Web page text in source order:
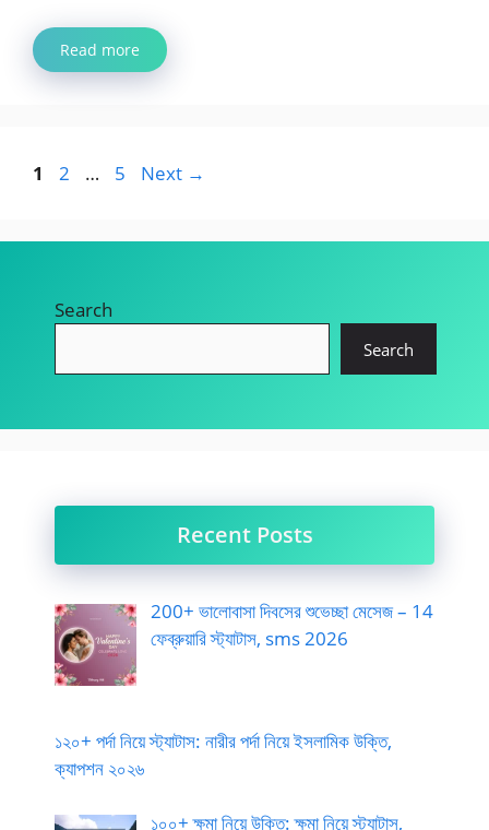
Read more
Page
1 Page
2 … Page
5 Next →
Search
Search
Recent Posts
200+ ভালোবাসা দিবসের শুভেচ্ছা মেসেজ – 14
ফেব্রুয়ারি স্ট্যাটাস, sms 2026
১২০+ পর্দা নিয়ে স্ট্যাটাস: নারীর পর্দা নিয়ে ইসলামিক উক্তি,
ক্যাপশন ২০২৬
১০০+ ক্ষমা নিয়ে উক্তি: ক্ষমা নিয়ে স্ট্যাটাস,